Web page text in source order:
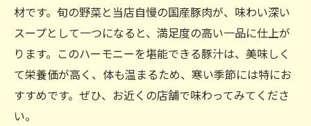
材です。旬の野菜と当店自慢の国産豚肉が、味わい深い
スープとして一つになると、満足度の高い一品に仕上が
ります。このハーモニーを堪能できる豚汁は、美味しく
て栄養価が高く、体も温まるため、寒い季節には特にお
すすめです。ぜひ、お近くの店舗で味わってみてくださ
い。